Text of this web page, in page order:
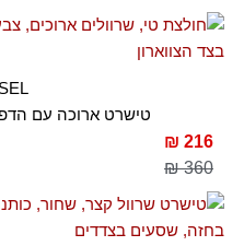
טישרט ארוכה עם
216 ₪
360 ₪